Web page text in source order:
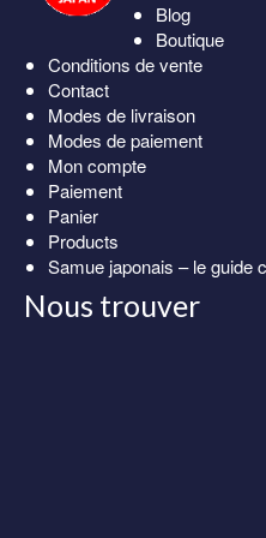
Blog
Boutique
Conditions de vente
Contact
Modes de livraison
Modes de paiement
Mon compte
Paiement
Panier
Products
Samue japonais – le guide
Nous trouver